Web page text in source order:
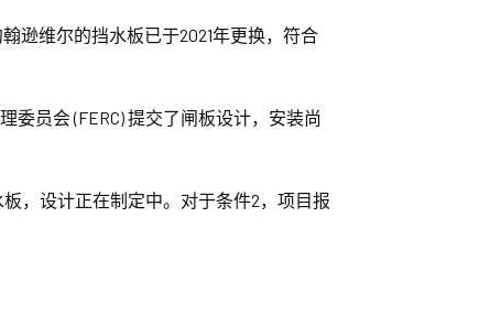
逊维尔的挡水板已于2021年更换，符合
员会 (FERC) 提交了闸板设计，安装尚
，设计正在制定中。对于条件2，项目报